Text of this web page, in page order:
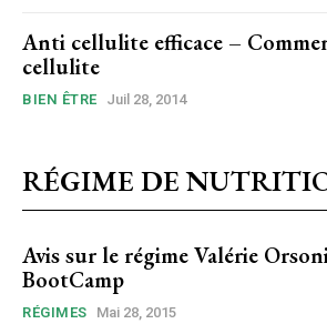
Anti cellulite efficace –
cellulite
BIEN ÊTRE Juil 28, 2014
RÉGIME DE
Avis sur le régime Valérie
BootCamp
RÉGIMES Mai 28, 2015